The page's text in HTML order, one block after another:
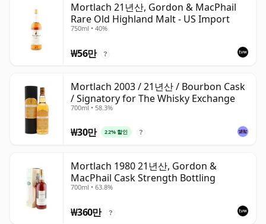
Mortlach 21년산, Gordon & MacPhail
Rare Old Highland Malt - US Import
750ml • 40%
₩56만 ?
Mortlach 2003 / 21년산 / Bourbon Cask
/ Signatory for The Whisky Exchange
700ml • 58.3%
₩30만 22% 할인 ?
Mortlach 1980 21년산, Gordon &
MacPhail Cask Strength Bottling
700ml • 63.8%
₩360만 ?